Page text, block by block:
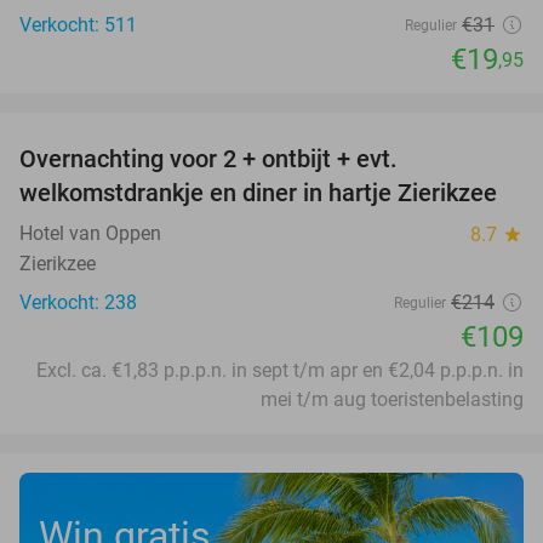
Verkocht: 511 Regulier €31
€19,95
Overnachting voor 2 + ontbijt + evt.
welkomstdrankje en diner in hartje Zierikzee
Hotel van Oppen 8.7 star
Zierikzee
Verkocht: 238
Regulier €214
€109
Excl. ca. €1,83 p.p.p.n. in sept t/m apr en €2,04 p.p.p.n. in
mei t/m aug toeristenbelasting